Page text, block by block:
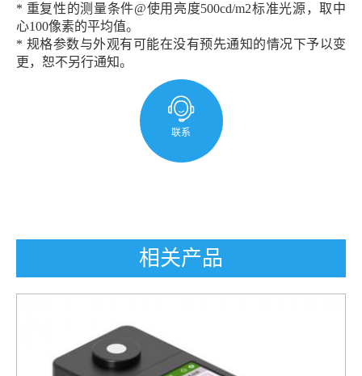
* 重复性的测量条件@使用亮度500cd/m2标准光源，取中
心100像素的平均值。
* 规格参数与外观有可能在没有预先通知的情况下予以变
更，恕不另行通知。
联系
相关产品